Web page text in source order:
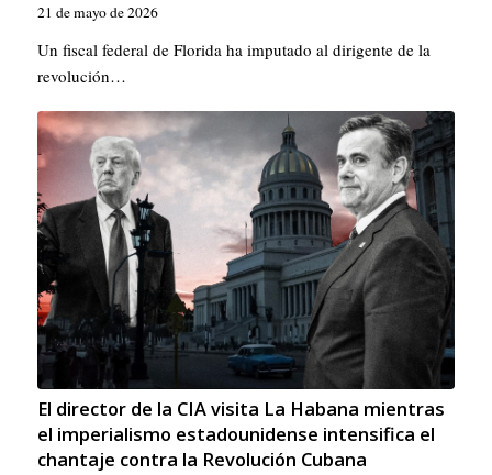
21 de mayo de 2026
Un fiscal federal de Florida ha imputado al dirigente de la
revolución…
El director de la CIA visita La Habana mientras
el imperialismo estadounidense intensifica el
chantaje contra la Revolución Cubana